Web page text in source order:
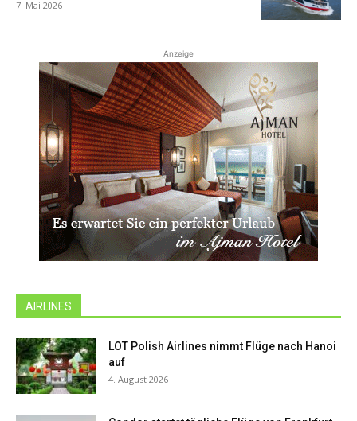
7. Mai 2026
Anzeige
AIRLINES
LOT Polish Airlines nimmt Flüge nach Hanoi
auf
4. August 2026